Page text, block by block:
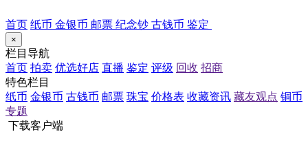
首页 纸币 金银币 邮票 纪念钞 古钱币 鉴定
×
栏目导航
首页 拍卖 优选好店 直播 鉴定 评级 回收 招商
特色栏目
纸币 金银币 古钱币 邮票 珠宝 价格表 收藏资讯 藏友观点 铜币
专题
下载客户端